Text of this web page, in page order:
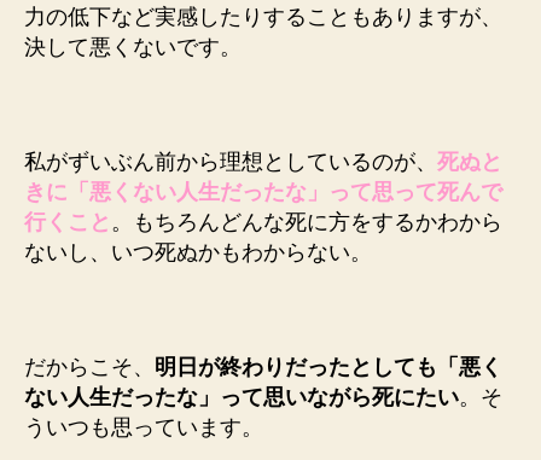
力の低下など実感したりすることもありますが、
決して悪くないです。
私がずいぶん前から理想としているのが、 死ぬと
きに「悪くない人生だったな」って思って死んで
行くこと 。もちろんどんな死に方をするかわから
ないし、いつ死ぬかもわからない。
だからこそ、 明日が終わりだったとしても「悪く
ない人生だったな」って思いながら死にたい。そ
ういつも思っています。